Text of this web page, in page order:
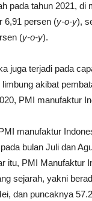
pada tahun 2021, di
6,91 persen (y-o-y),
(y-o-y).
juga terjadi pada
akibat
PMI manufaktur
manufaktur
bulan Juli dan
itu, PMI Manufaktur
sejarah, yakni
dan puncaknya